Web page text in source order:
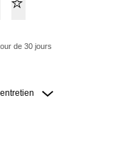
de 30 jours